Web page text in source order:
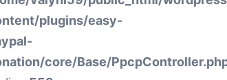
plugins/easy-
core/Base/